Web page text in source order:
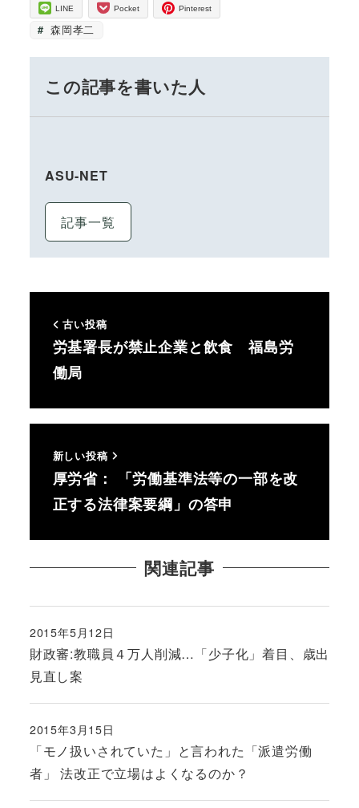
LINE Pocket Pinterest
森岡孝二
この記事を書いた人
ASU-NET
記事一覧
古い投稿
労基署長が禁止企業と飲食 福島労
働局
新しい投稿
厚労省： 「労働基準法等の一部を改
正する法律案要綱」の答申
関連記事
財政審:教職員４万人削減…「少子化」着目、歳出
見直し案
投稿日
2015年5月12日
「モノ扱いされていた」と言われた「派遣労働
者」 法改正で立場はよくなるのか？
投稿日
2015年3月15日